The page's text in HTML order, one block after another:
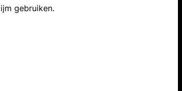
gebruiken.